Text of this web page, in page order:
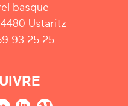
basque
Ustaritz
93 25 25